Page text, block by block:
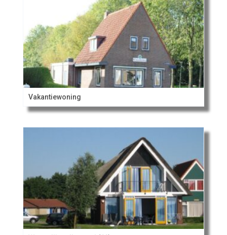
Vakantiewoning